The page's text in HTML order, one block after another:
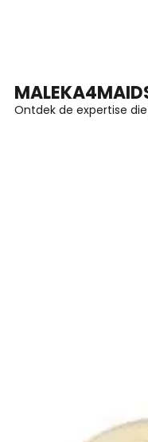
Ontdek de expertise